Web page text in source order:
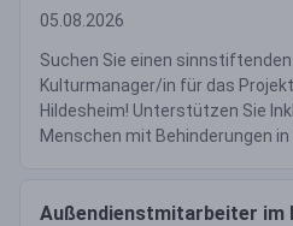
05.08.2026
Suchen Sie einen sinnstiftenden
Kulturmanager/in für das Projekt
Hildesheim! Unterstützen Sie
Menschen mit Behinderungen in
Außendienstmitarbeiter im